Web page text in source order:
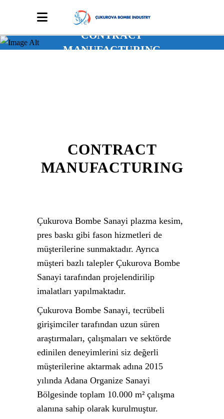
CONTRACT
MANUFACTURING
CONTRACT
MANUFACTURING
Çukurova Bombe Sanayi plazma kesim,
pres baskı gibi fason hizmetleri de
müşterilerine sunmaktadır. Ayrıca
müşteri bazlı talepler Çukurova Bombe
Sanayi tarafından projelendirilip
imalatları yapılmaktadır.
Çukurova Bombe Sanayi, tecrübeli
girişimciler tarafından uzun süren
araştırmaları, çalışmaları ve sektörde
edinilen deneyimlerini siz değerli
müşterilerine aktarmak adına 2015
yılında Adana Organize Sanayi
Bölgesinde toplam 10.000 m² çalışma
alanına sahip olarak kurulmuştur.